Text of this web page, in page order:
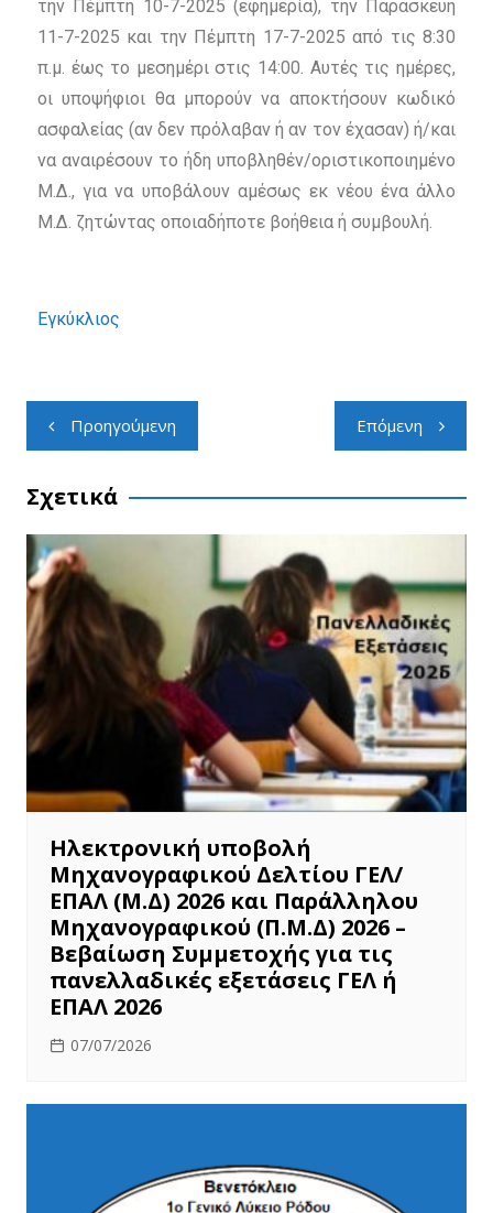
την Πέμπτη 10-7-2025 (εφημερία), την Παρασκευή
11-7-2025 και την Πέμπτη 17-7-2025 από τις 8:30
π.μ. έως το μεσημέρι στις 14:00. Αυτές τις ημέρες,
οι υποψήφιοι θα μπορούν να αποκτήσουν κωδικό
ασφαλείας (αν δεν πρόλαβαν ή αν τον έχασαν) ή/και
να αναιρέσουν το ήδη υποβληθέν/οριστικοποιημένο
Μ.Δ., για να υποβάλουν αμέσως εκ νέου ένα άλλο
Μ.Δ. ζητώντας οποιαδήποτε βοήθεια ή συμβουλή.
Εγκύκλιος
Προηγούμενη Επόμενη
Σχετικά
Ηλεκτρονική υποβολή
Μηχανογραφικού Δελτίου ΓΕΛ/
ΕΠΑΛ (Μ.Δ) 2026 και Παράλληλου
Μηχανογραφικού (Π.Μ.Δ) 2026 –
Βεβαίωση Συμμετοχής για τις
πανελλαδικές εξετάσεις ΓΕΛ ή
ΕΠΑΛ 2026
07/07/2026